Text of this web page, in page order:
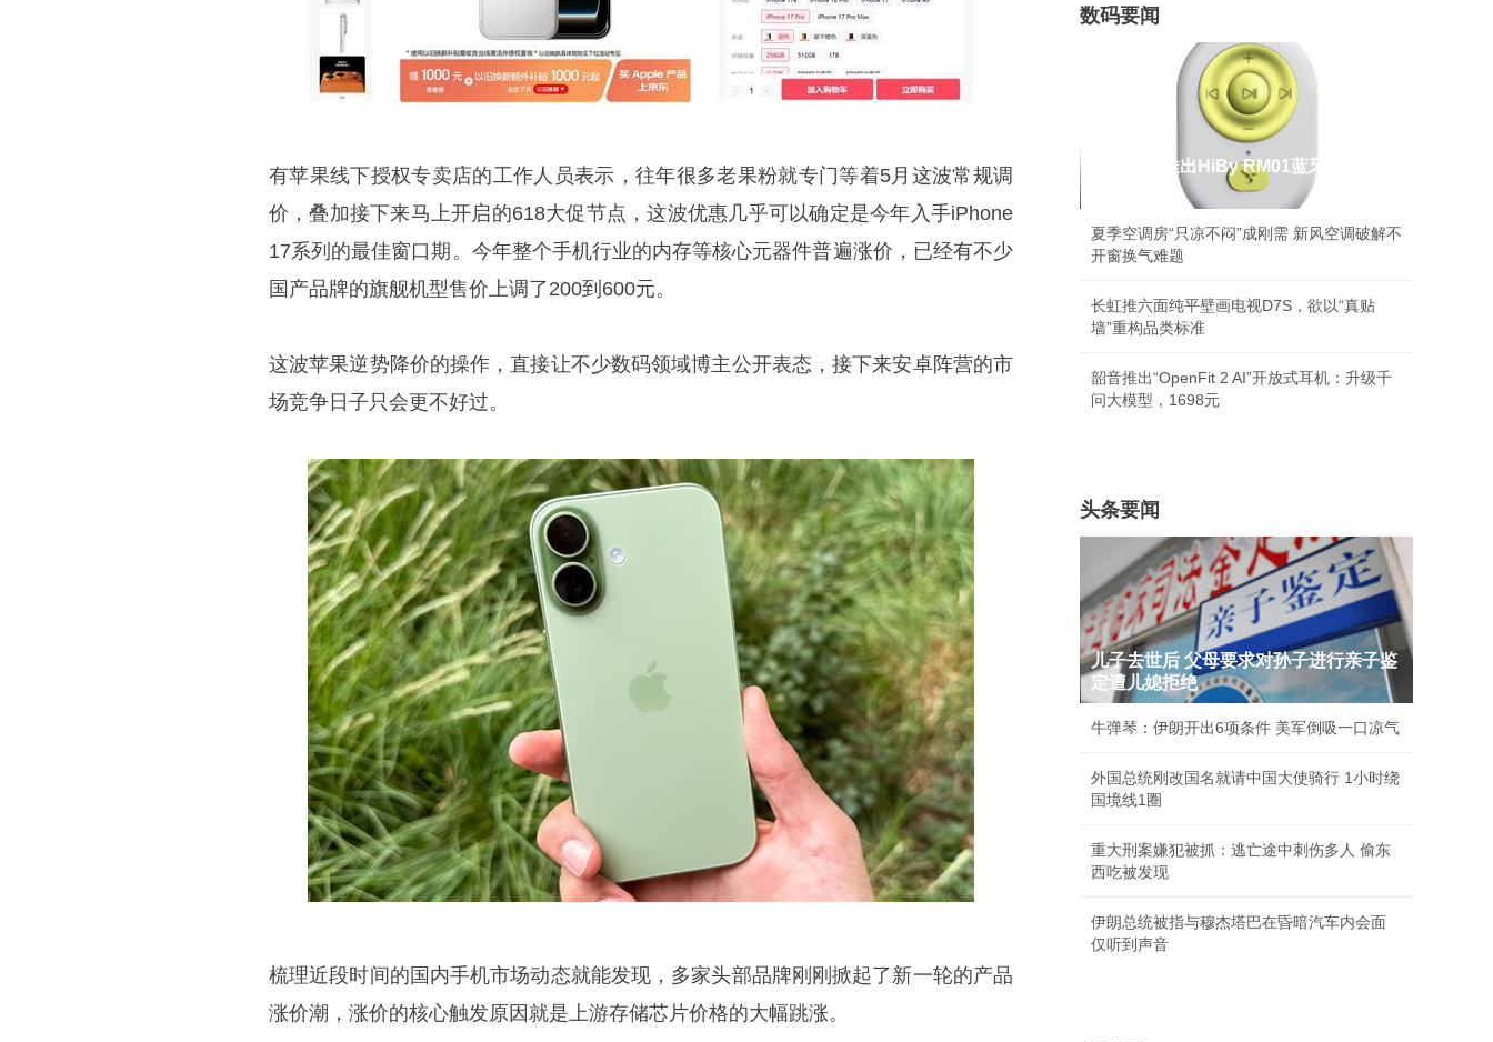
有苹果线下授权专卖店的工作人员表示，往年很多老果粉就专门等着5月这波常规调
价，叠加接下来马上开启的618大促节点，这波优惠几乎可以确定是今年入手iPhone
17系列的最佳窗口期。今年整个手机行业的内存等核心元器件普遍涨价，已经有不少
国产品牌的旗舰机型售价上调了200到600元。
这波苹果逆势降价的操作，直接让不少数码领域博主公开表态，接下来安卓阵营的市
场竞争日子只会更不好过。
梳理近段时间的国内手机市场动态就能发现，多家头部品牌刚刚掀起了新一轮的产品
涨价潮，涨价的核心触发原因就是上游存储芯片价格的大幅跳涨。
数码要闻
海贝音乐推出HiBy RM01蓝牙音乐遥控
夏季空调房“只凉不闷”成刚需 新风空调破解不
开窗换气难题
长虹推六面纯平壁画电视D7S，欲以“真贴
墙”重构品类标准
韶音推出“OpenFit 2 AI”开放式耳机：升级千
问大模型，1698元
头条要闻
儿子去世后 父母要求对孙子进行亲子鉴
定遭儿媳拒绝
牛弹琴：伊朗开出6项条件 美军倒吸一口凉气
外国总统刚改国名就请中国大使骑行 1小时绕
国境线1圈
重大刑案嫌犯被抓：逃亡途中刺伤多人 偷东
西吃被发现
伊朗总统被指与穆杰塔巴在昏暗汽车内会面
仅听到声音